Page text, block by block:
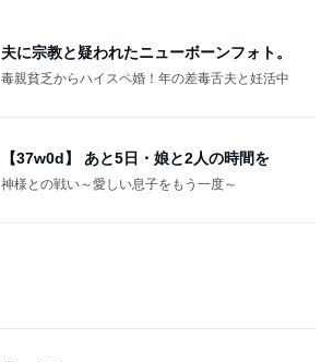
夫に宗教と疑われたニューボーンフォト。
毒親貧乏からハイスペ婚！年の差毒舌夫と妊活中
【37w0d】 あと5日・娘と2人の時間を
神様との戦い～愛しい息子をもう一度～